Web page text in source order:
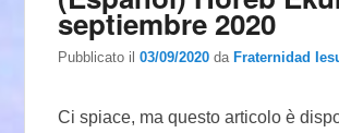
septiembre 2020
Pubblicato il03/09/2020 daFraternidad
Ci spiace, ma questo articolo è